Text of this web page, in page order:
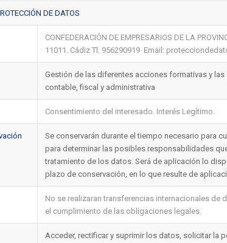
DE DATOS
CONFEDERACIÓN DE EMPRESARIOS DE LA
11011. Cádiz Tl. 956290919 Email:
Gestión de las diferentes acciones formativas y
contable, fiscal y administrativa
Consentimiento del interesado. Interés Legítimo.
Se conservarán durante el tiempo necesario para
para determinar las posibles responsabilidades
tratamiento de los datos. Será de aplicación lo
plazo de conservación, en lo que resulte de
No se realizaran transferencias internacionales de
el cumplimiento de las obligaciones legales.
Acceder, rectificar y suprimir los datos, solicitar la